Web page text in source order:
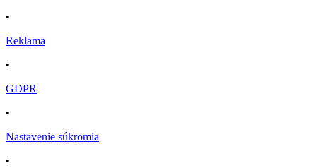
•
Reklama
•
GDPR
•
Nastavenie súkromia
•